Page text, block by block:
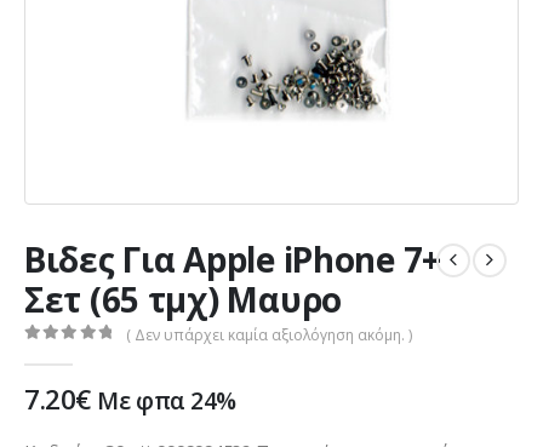
Βιδες Για Apple iPhone 7+
Σετ (65 τμχ) Μαυρο
( Δεν υπάρχει καμία αξιολόγηση ακόμη. )
7.20€ Με φπα 24%